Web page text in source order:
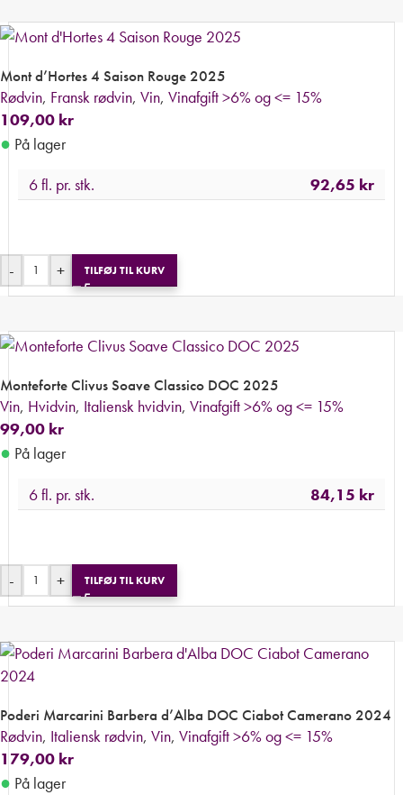
Mont d’Hortes 4 Saison Rouge 2025
Rødvin, Fransk rødvin, Vin, Vinafgift >6% og <= 15%
109,00 kr
● På lager
6 fl. pr. stk.
92,65 kr
- + TILFØJ TIL KURV
Monteforte Clivus Soave Classico DOC 2025
Vin, Hvidvin, Italiensk hvidvin, Vinafgift >6% og <= 15%
99,00 kr
● På lager
6 fl. pr. stk.
84,15 kr
- + TILFØJ TIL KURV
Poderi Marcarini Barbera d’Alba DOC Ciabot Camerano 2024
Rødvin, Italiensk rødvin, Vin, Vinafgift >6% og <= 15%
179,00 kr
● På lager